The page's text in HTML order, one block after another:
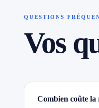
QUESTIONS
Vos
Combien coûte